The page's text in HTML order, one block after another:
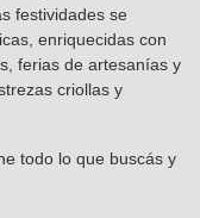
festividades se
enriquecidas con
ferias de artesanías y
criollas y
todo lo que buscás y